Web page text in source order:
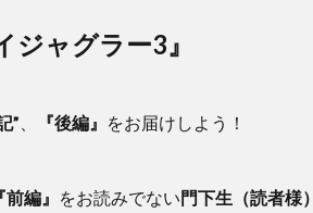
ジャグラー3』
” 『後編』 をお届けしよう！
『前編』 をお読みでない門下生（読者様